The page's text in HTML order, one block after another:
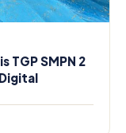
TGP SMPN 2